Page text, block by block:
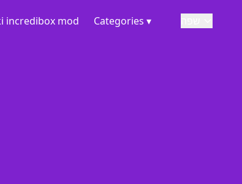
incredibox mod Categories ▾